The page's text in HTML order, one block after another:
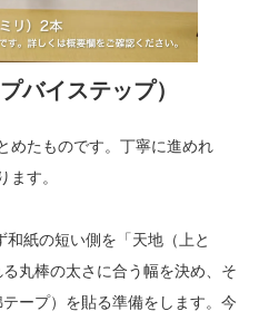
バイステップ）
めたものです。丁寧に進めれ
ます。
和紙の短い側を「天地（上と
丸棒の太さに合う幅を決め、そ
ープ）を貼る準備をします。今